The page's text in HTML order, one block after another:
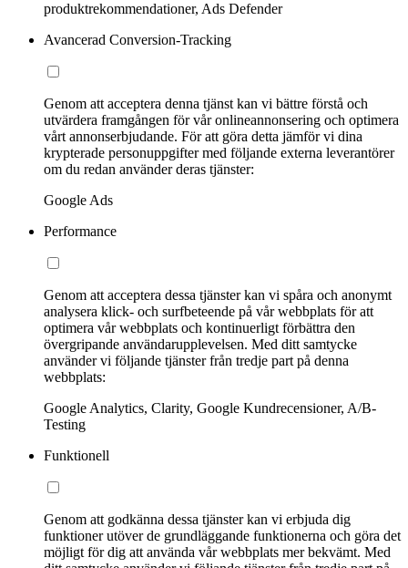
produktrekommendationer, Ads Defender
Avancerad Conversion-Tracking
Genom att acceptera denna tjänst kan vi bättre förstå och
utvärdera framgången för vår onlineannonsering och optimera
vårt annonserbjudande. För att göra detta jämför vi dina
krypterade personuppgifter med följande externa leverantörer
om du redan använder deras tjänster:
Google Ads
Performance
Genom att acceptera dessa tjänster kan vi spåra och anonymt
analysera klick- och surfbeteende på vår webbplats för att
optimera vår webbplats och kontinuerligt förbättra den
övergripande användarupplevelsen. Med ditt samtycke
använder vi följande tjänster från tredje part på denna
webbplats:
Google Analytics, Clarity, Google Kundrecensioner, A/B-
Testing
Funktionell
Genom att godkänna dessa tjänster kan vi erbjuda dig
funktioner utöver de grundläggande funktionerna och göra det
möjligt för dig att använda vår webbplats mer bekvämt. Med